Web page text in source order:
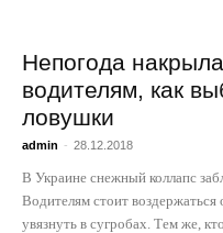
Непогода
водителям, как
ловушки
admin - 28.12.2018
В Украине снежный коллапс
Водителям стоит
увязнуть в сугробах. Тем же,